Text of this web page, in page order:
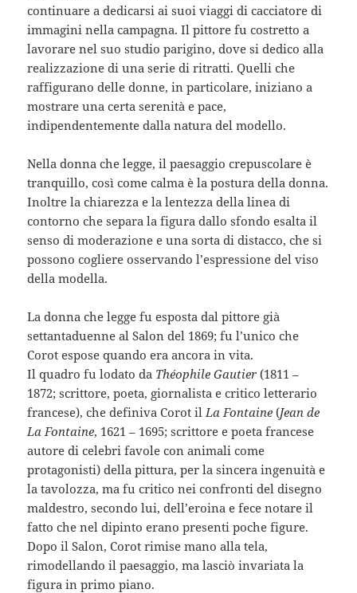
continuare a dedicarsi ai suoi viaggi di cacciatore di
immagini nella campagna. Il pittore fu costretto a
lavorare nel suo studio parigino, dove si dedico alla
realizzazione di una serie di ritratti. Quelli che
raffigurano delle donne, in particolare, iniziano a
mostrare una certa serenità e pace,
indipendentemente dalla natura del modello.
Nella donna che legge, il paesaggio crepuscolare è
tranquillo, così come calma è la postura della donna.
Inoltre la chiarezza e la lentezza della linea di
contorno che separa la figura dallo sfondo esalta il
senso di moderazione e una sorta di distacco, che si
possono cogliere osservando l’espressione del viso
della modella.
La donna che legge fu esposta dal pittore già
settantaduenne al Salon del 1869; fu l’unico che
Corot espose quando era ancora in vita.
Il quadro fu lodato da Théophile Gautier (1811 –
1872; scrittore, poeta, giornalista e critico letterario
francese), che definiva Corot il La Fontaine (Jean de
La Fontaine, 1621 – 1695; scrittore e poeta francese
autore di celebri favole con animali come
protagonisti) della pittura, per la sincera ingenuità e
la tavolozza, ma fu critico nei confronti del disegno
maldestro, secondo lui, dell’eroina e fece notare il
fatto che nel dipinto erano presenti poche figure.
Dopo il Salon, Corot rimise mano alla tela,
rimodellando il paesaggio, ma lasciò invariata la
figura in primo piano.